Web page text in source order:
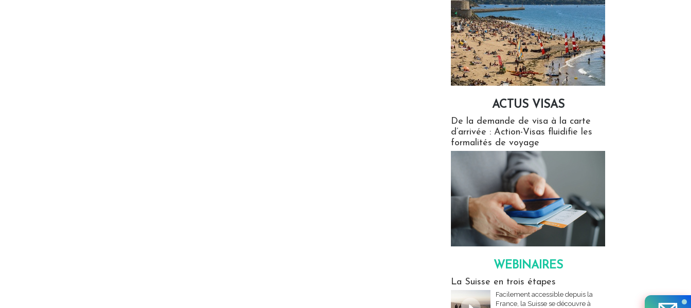
ACTUS VISAS
De la demande de visa à la carte
d’arrivée : Action-Visas fluidifie les
formalités de voyage
WEBINAIRES
La Suisse en trois étapes
Facilement accessible depuis la
France, la Suisse se découvre à